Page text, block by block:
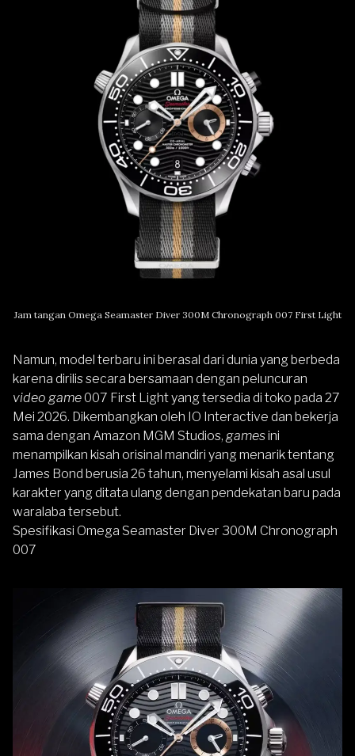
Jam tangan Omega Seamaster Diver 300M Chronograph 007 First Light
Namun, model terbaru ini berasal dari dunia yang berbeda
karena dirilis secara bersamaan dengan peluncuran
video game007 First Light yang tersedia di toko pada 27
Mei 2026. Dikembangkan oleh IO Interactive dan bekerja
sama dengan Amazon MGM Studios, gamesini
menampilkan kisah orisinal mandiri yang menarik tentang
James Bond berusia 26 tahun, menyelami kisah asal usul
karakter yang ditata ulang dengan pendekatan baru pada
waralaba tersebut.
Spesifikasi Omega Seamaster Diver 300M Chronograph
007